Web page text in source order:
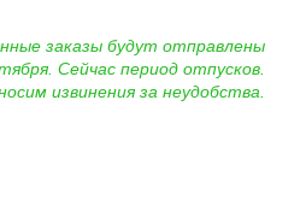
заказы будут отправлены
Сейчас период отпусков.
извинения за неудобства.